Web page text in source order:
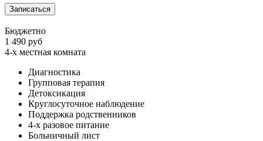
Записаться
Бюджетно
1 490 руб
4-х местная комната
Диагностика
Групповая терапия
Детоксикация
Круглосуточное наблюдение
Поддержка родственников
4-х разовое питание
Больничный лист